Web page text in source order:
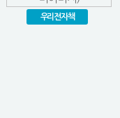
우리전자책